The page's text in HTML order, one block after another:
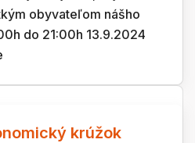
obyvateľom nášho
do 21:00h 13.9.2024
krúžok